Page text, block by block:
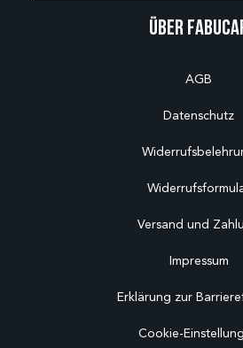
Über
AGB
Datenschutz
Versand und
Impressum
Erklärung zur
Cookie-